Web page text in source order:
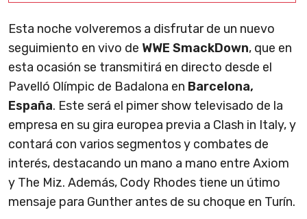
Esta noche volveremos a disfrutar de un nuevo
seguimiento en vivo de WWE SmackDown, que en
esta ocasión se transmitirá en directo desde el
Pavelló Olímpic de Badalona en Barcelona,
España. Este será el pimer show televisado de la
empresa en su gira europea previa a Clash in Italy, y
contará con varios segmentos y combates de
interés, destacando un mano a mano entre Axiom
y The Miz. Además, Cody Rhodes tiene un útimo
mensaje para Gunther antes de su choque en Turín.